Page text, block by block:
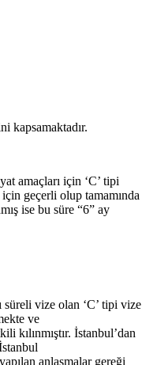
kapsamaktadır.
amaçları için ‘C’ tipi
geçerli olup tamamında
ise bu süre “6” ay
süreli vize olan ‘C’ tipi vize
ve
kılınmıştır. İstanbul’dan
anlaşmalar gereği